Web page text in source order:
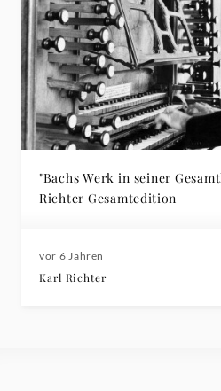
"Bachs Werk in seiner
Richter Gesamtedition
vor 6 Jahren
Karl Richter